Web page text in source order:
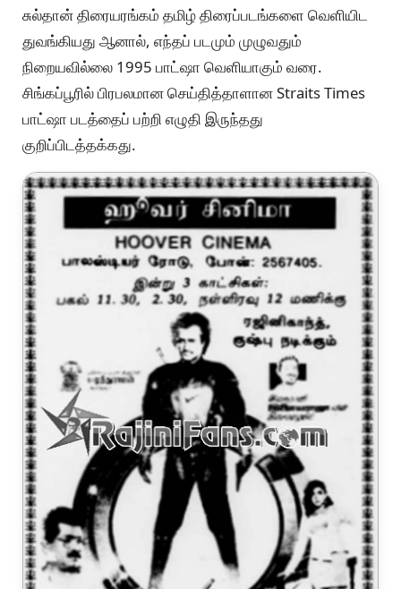
சுல்தான் திரையரங்கம் தமிழ் திரைப்படங்களை வெளியிட
துவங்கியது ஆனால், எந்தப் படமும் முழுவதும்
நிறையவில்லை 1995 பாட்ஷா வெளியாகும் வரை.
சிங்கப்பூரில் பிரபலமான செய்தித்தாளான Straits Times
பாட்ஷா படத்தைப் பற்றி எழுதி இருந்தது
குறிப்பிடத்தக்கது.